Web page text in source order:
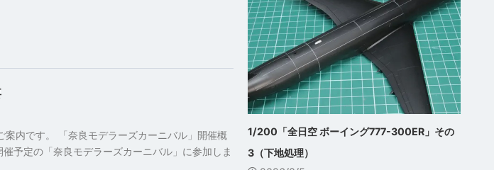
内です。 「奈良モデラーズカーニバル」開催概
予定の「奈良モデラーズカーニバル」に参加しま
1/200「全日空 ボーイング777-300ER」その
3（下地処理）